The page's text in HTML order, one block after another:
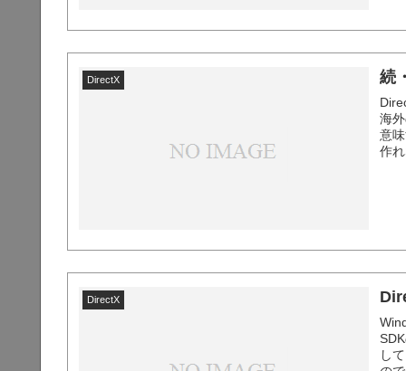
DirectX 続
海
意
作
DirectX
し